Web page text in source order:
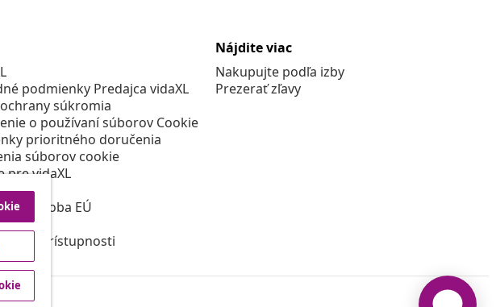
podmienky Predajca vidaXL
súkromia
o používaní súborov Cookie
prioritného doručenia
súborov cookie
pre vidaXL
osoba EÚ
EPR
o prístupnosti
Nájdite viac
Nakupujte podľa izby
Prezerať zľavy